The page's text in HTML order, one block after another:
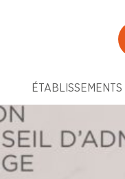
ÉTABLISSEMENTS